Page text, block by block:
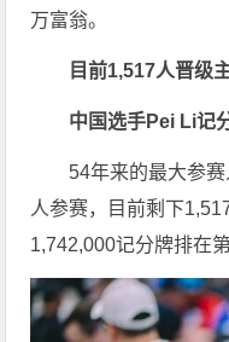
万富翁。
目前1,517人晋级
中国选手Pei Li记
54年来的最大参
人参赛，目前剩下
1,742,000记分牌排在第